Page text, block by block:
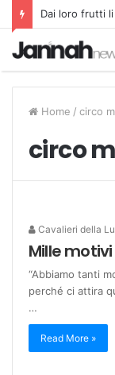
Dai loro frutti
Home / circo
circo
Cavalieri della
Mille
“Abbiamo tanti
perché ci attira
…
Read More »